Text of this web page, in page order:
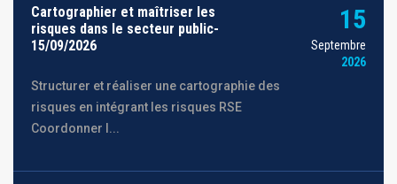
Cartographier et maîtriser les
risques dans le secteur public-
15/09/2026
Structurer et réaliser une cartographie des
risques en intégrant les risques RSE
Coordonner l...
15
Septembre
2026